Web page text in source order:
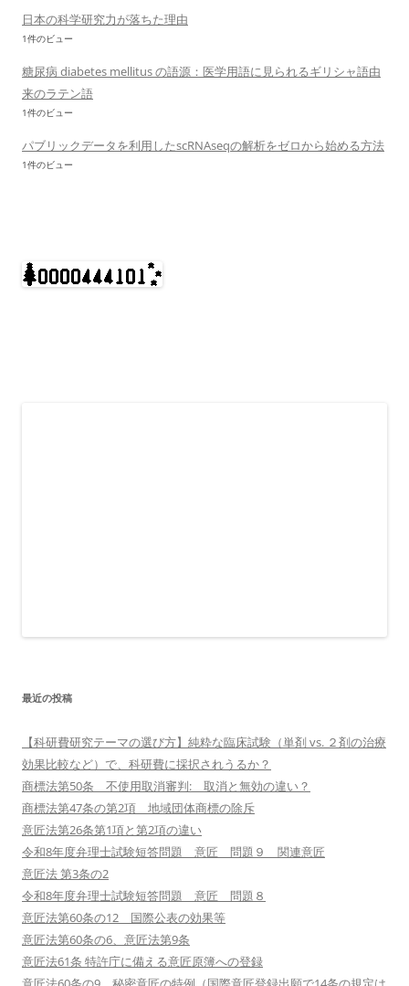
日本の科学研究力が落ちた理由
1件のビュー
糖尿病 diabetes mellitus の語源：医学用語に見られるギリシャ語由
来のラテン語
1件のビュー
パブリックデータを利用したscRNAseqの解析をゼロから始める方法
1件のビュー
最近の投稿
【科研費研究テーマの選び方】純粋な臨床試験（単剤 vs. ２剤の治療
効果比較など）で、科研費に採択されうるか？
商標法第50条 不使用取消審判: 取消と無効の違い？
商標法第47条の第2項 地域団体商標の除斥
意匠法第26条第1項と第2項の違い
令和8年度弁理士試験短答問題 意匠 問題９ 関連意匠
意匠法 第3条の2
令和8年度弁理士試験短答問題 意匠 問題８
意匠法第60条の12 国際公表の効果等
意匠法第60条の6、意匠法第9条
意匠法61条 特許庁に備える意匠原簿への登録